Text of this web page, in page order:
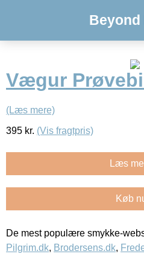
Beyond
Vægur
(Læs mere)
395 kr. (Vis fragtpris)
Læs
Køb
De mest populære smykke-
Pilgrim.dk, Brodersens.dk,